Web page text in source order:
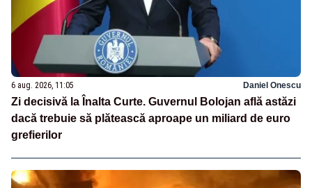
6 aug. 2026, 11:05 Daniel Onescu
Zi decisivă la Înalta Curte. Guvernul Bolojan află astăzi
dacă trebuie să plătească aproape un miliard de euro
grefierilor